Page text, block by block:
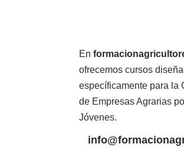
En
ofrecemos cursos
específicamente para la
de Empresas Agrarias
Jóvenes.